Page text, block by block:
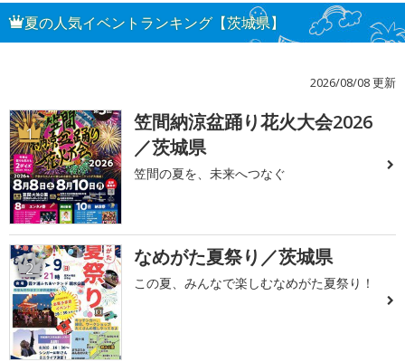
夏の人気イベントランキング【茨城県】
2026/08/08 更新
1
笠間納涼盆踊り花火大会2026
／茨城県
笠間の夏を、未来へつなぐ
2 なめがた夏祭り／茨城県
この夏、みんなで楽しむなめがた夏祭り！